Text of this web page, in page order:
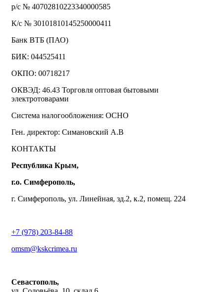
р/с № 40702810223340000585
К/с № 30101810145250000411
Банк ВТБ (ПАО)
БИК: 044525411
ОКПО: 00718217
ОКВЭД: 46.43 Торговля оптовая бытовыми
электротоварами
Система налогообложения: ОСНО
Ген. директор: Симановский А.В
КОНТАКТЫ
Республика Крым,
г.о. Симферополь,
г. Симферополь, ул. Линейная, зд.2, к.2, помещ. 224
+7 (978) 203-84-88
omsm@kskcrimea.ru
Севастополь,